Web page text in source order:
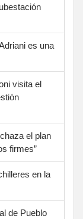
es una
visita el
el plan
firmes”
en la
de Pueblo